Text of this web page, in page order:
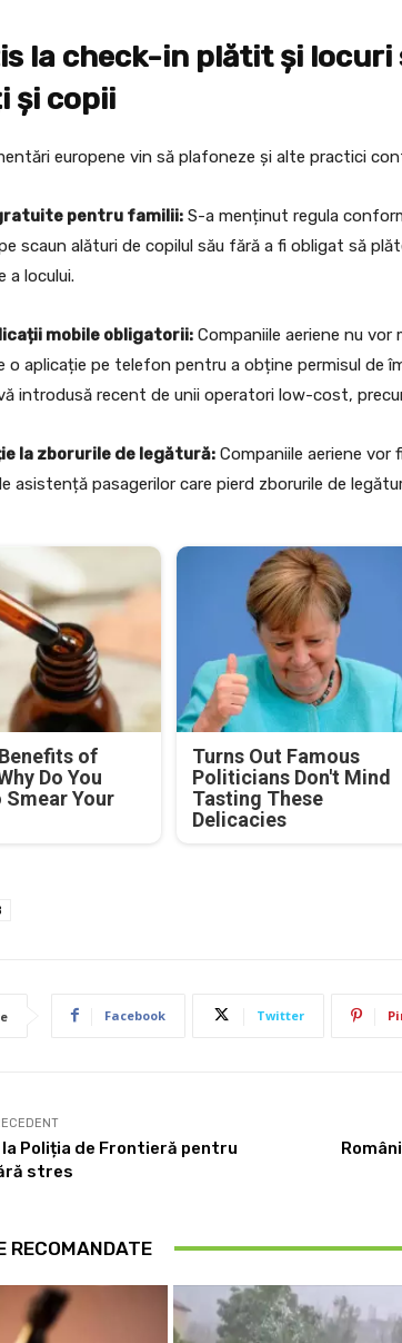
la check-in plătit și
și copii
europene vin să plafoneze și alte practici
pentru familii: S-a menținut regula
scaun alături de copilul său fără a fi obligat să
a locului.
mobile obligatorii: Companiile aeriene nu vor
o aplicație pe telefon pentru a obține permisul de
introdusă recent de unii operatori low-cost,
la zborurile de legătură: Companiile aeriene
asistență pasagerilor care pierd zborurile de
of
Do You
Smear Your
Turns Out Famous
Politicians Don't Mind
Tasting These
Delicacies
Facebook Twitter
Poliția de Frontieră pentru
stres
RECOMANDATE